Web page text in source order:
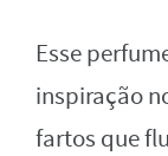
Esse
inspiração
fartos que